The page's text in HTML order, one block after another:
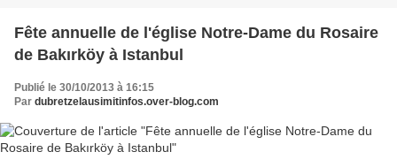
Fête annuelle de l'église Notre-Dame du Rosaire
de Bakırköy à Istanbul
Publié le 30/10/2013 à 16:15
Par dubretzelausimitinfos.over-blog.com